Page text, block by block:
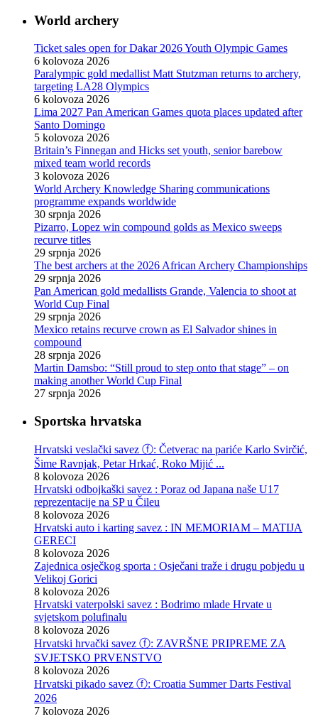
World archery
Ticket sales open for Dakar 2026 Youth Olympic Games
6 kolovoza 2026
Paralympic gold medallist Matt Stutzman returns to archery,
targeting LA28 Olympics
6 kolovoza 2026
Lima 2027 Pan American Games quota places updated after
Santo Domingo
5 kolovoza 2026
Britain’s Finnegan and Hicks set youth, senior barebow
mixed team world records
3 kolovoza 2026
World Archery Knowledge Sharing communications
programme expands worldwide
30 srpnja 2026
Pizarro, Lopez win compound golds as Mexico sweeps
recurve titles
29 srpnja 2026
The best archers at the 2026 African Archery Championships
29 srpnja 2026
Pan American gold medallists Grande, Valencia to shoot at
World Cup Final
29 srpnja 2026
Mexico retains recurve crown as El Salvador shines in
compound
28 srpnja 2026
Martin Damsbo: “Still proud to step onto that stage” – on
making another World Cup Final
27 srpnja 2026
Sportska hrvatska
Hrvatski veslački savez ⓕ: Četverac na pariće Karlo Svirčić,
Šime Ravnjak, Petar Hrkać, Roko Mijić ...
8 kolovoza 2026
Hrvatski odbojkaški savez : Poraz od Japana naše U17
reprezentacije na SP u Čileu
8 kolovoza 2026
Hrvatski auto i karting savez : IN MEMORIAM – MATIJA
GERECI
8 kolovoza 2026
Zajednica osječkog sporta : Osječani traže i drugu pobjedu u
Velikoj Gorici
8 kolovoza 2026
Hrvatski vaterpolski savez : Bodrimo mlade Hrvate u
svjetskom polufinalu
8 kolovoza 2026
Hrvatski hrvački savez ⓕ: ZAVRŠNE PRIPREME ZA
SVJETSKO PRVENSTVO
8 kolovoza 2026
Hrvatski pikado savez ⓕ: Croatia Summer Darts Festival
2026
7 kolovoza 2026